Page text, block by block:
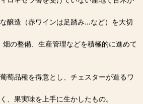
醸造（赤ワインは足踏み…など）を大切
の整備、生産管理などを積極的に進めて
萄品種を得意とし、チェスターが造るワ
、果実味を上手に生かしたもの。